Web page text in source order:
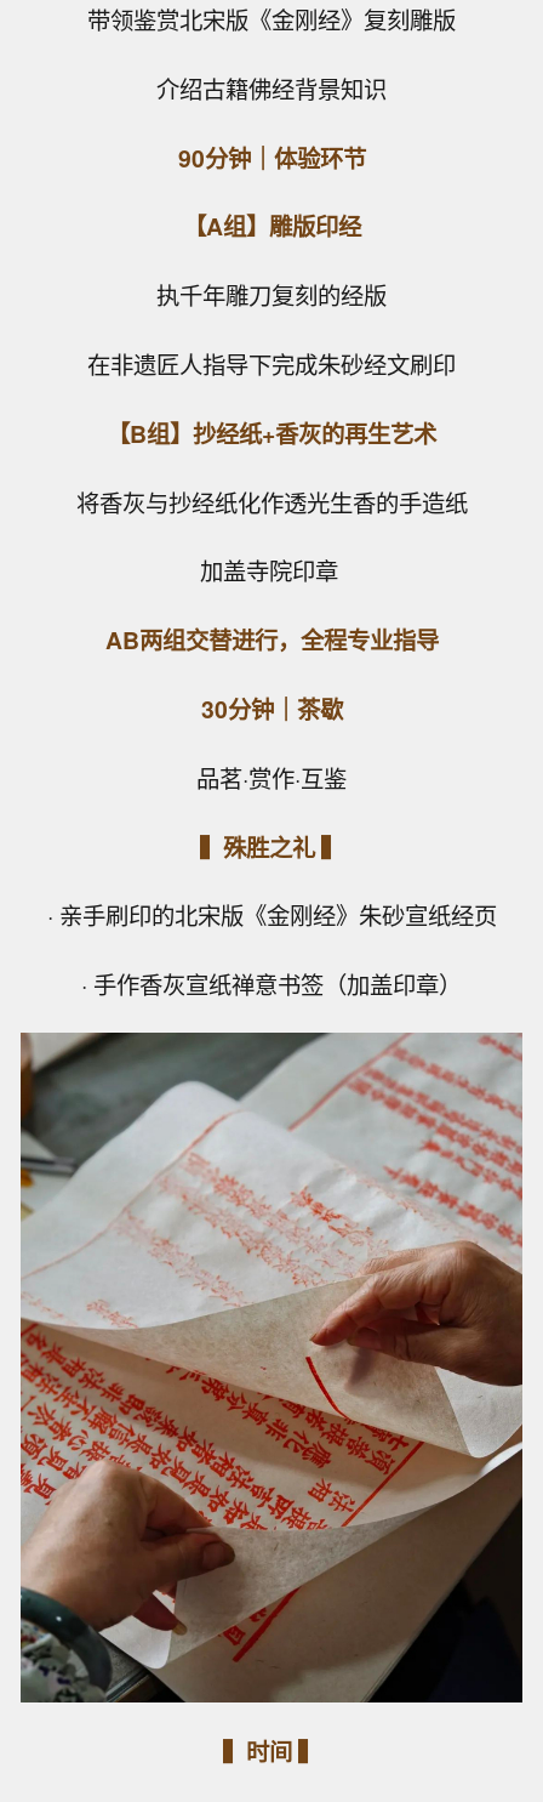
带领鉴赏北宋版《金刚经》复刻雕版
介绍古籍佛经背景知识
90分钟｜体验环节
【A组】雕版印经
执千年雕刀复刻的经版
在非遗匠人指导下完成朱砂经文刷印
【B组】抄经纸+香灰的再生艺术
将香灰与抄经纸化作透光生香的手造纸
加盖寺院印章
AB两组交替进行，全程专业指导
30分钟｜茶歇
品茗·赏作·互鉴
▍殊胜之礼 ▍
· 亲手刷印的北宋版《金刚经》朱砂宣纸经页
· 手作香灰宣纸禅意书签（加盖印章）
▍时间 ▍